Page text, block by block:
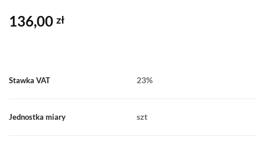
136,00 zł
Stawka VAT 23%
Jednostka miary szt